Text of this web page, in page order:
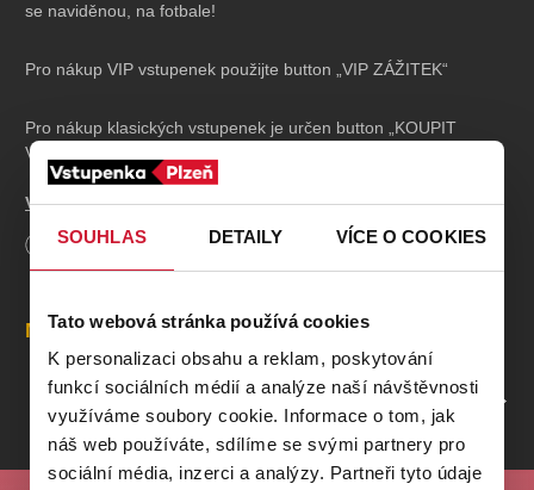
SOUHLAS DETAILY VÍCE O COOKIES
Tato webová stránka používá cookies
K personalizaci obsahu a reklam, poskytování
funkcí sociálních médií a analýze naší návštěvnosti
využíváme soubory cookie. Informace o tom, jak
náš web používáte, sdílíme se svými partnery pro
sociální média, inzerci a analýzy. Partneři tyto údaje
se naviděnou, na fotbale!
Pro nákup VIP vstupenek použijte button „VIP ZÁŽITEK“
Pro nákup klasických vstupenek je určen button „KOUPIT
VSTUPENKY“ níže
Více o VIP zážitku naleznete zde.
Délka 90 minut
Místa
PROFIL POŘADATELE FC VIKTORIA PLZEŇ